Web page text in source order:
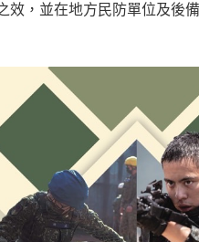
，並在地方民防單位及後